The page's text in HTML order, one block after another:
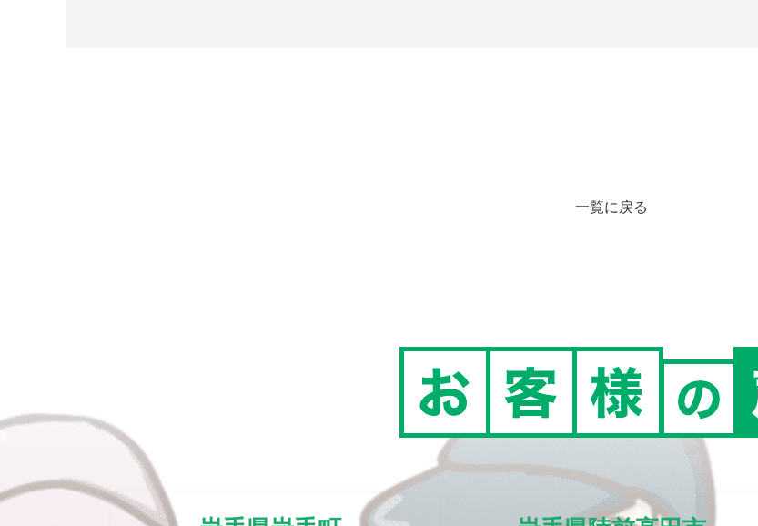
一覧に戻る